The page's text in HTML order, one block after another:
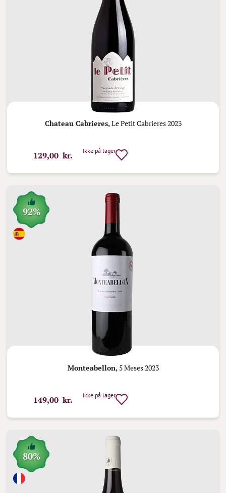
Chateau Cabrieres,Le Petit Cabrieres 2023
129,00 kr. Ikke på lager
92%
Monteabellon, 5 Meses 2023
149,00 kr. Ikke på lager
80%